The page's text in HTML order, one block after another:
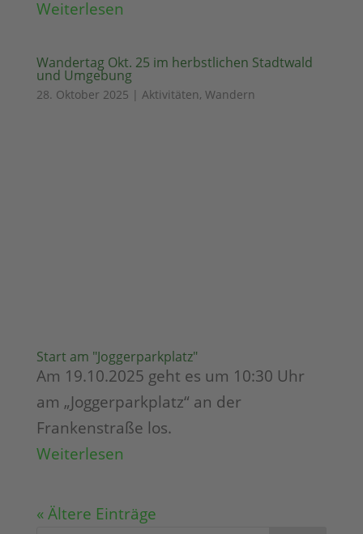
Weiterlesen
Wandertag Okt. 25 im herbstlichen Stadtwald
und Umgebung
28. Oktober 2025 | Aktivitäten, Wandern
Start am "Joggerparkplatz"
Am 19.10.2025 geht es um 10:30 Uhr
am „Joggerparkplatz“ an der
Frankenstraße los.
Weiterlesen
« Ältere Einträge